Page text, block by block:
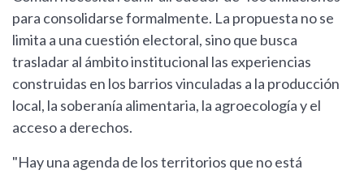
para consolidarse formalmente. La propuesta no se
limita a una cuestión electoral, sino que busca
trasladar al ámbito institucional las experiencias
construidas en los barrios vinculadas a la producción
local, la soberanía alimentaria, la agroecología y el
acceso a derechos.
"Hay una agenda de los territorios que no está